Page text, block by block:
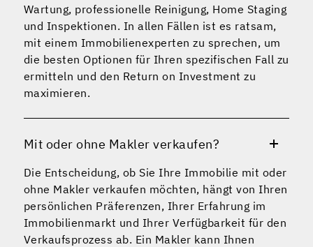
Wartung, professionelle Reinigung, Home Staging
und Inspektionen. In allen Fällen ist es ratsam,
mit einem Immobilienexperten zu sprechen, um
die besten Optionen für Ihren spezifischen Fall zu
ermitteln und den Return on Investment zu
maximieren.
Mit oder ohne Makler verkaufen?
Die Entscheidung, ob Sie Ihre Immobilie mit oder
ohne Makler verkaufen möchten, hängt von Ihren
persönlichen Präferenzen, Ihrer Erfahrung im
Immobilienmarkt und Ihrer Verfügbarkeit für den
Verkaufsprozess ab. Ein Makler kann Ihnen